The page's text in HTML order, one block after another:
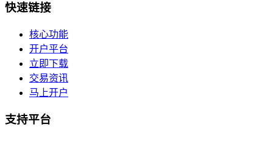
快速链接
核心功能
开户平台
立即下载
交易资讯
马上开户
支持平台